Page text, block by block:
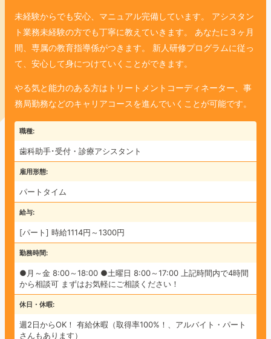
2025年度/2026年度 各1名
正社員 受付
未経験からでも安心、マニュアル完備しています。
アシスタン
ト業務未経験の方でも丁寧に教えていきます。
あなたに３ヶ月
間、専属の教育指導係がつきます。
新人研修プログラムに従っ
て、安心して身につけていくことができます。
やる気と能力のある方はトリートメントコーディネーター、事
務局勤務などのキャリアコースを進んでいくことが可能です。
職種
歯科助手･受付・診療アシスタント
雇用形態
パートタイム
給与
[パート] 時給1114円～1300円
勤務時間
●月～金 8:00～18:00 ●土曜日 8:00～17:00 上記時間内で4時間
から相談可 まずはお気軽にご相談ください！
休日・休暇
週2日からOK！ 有給休暇（取得率100%！、アルバイト・パート
さんもあります）